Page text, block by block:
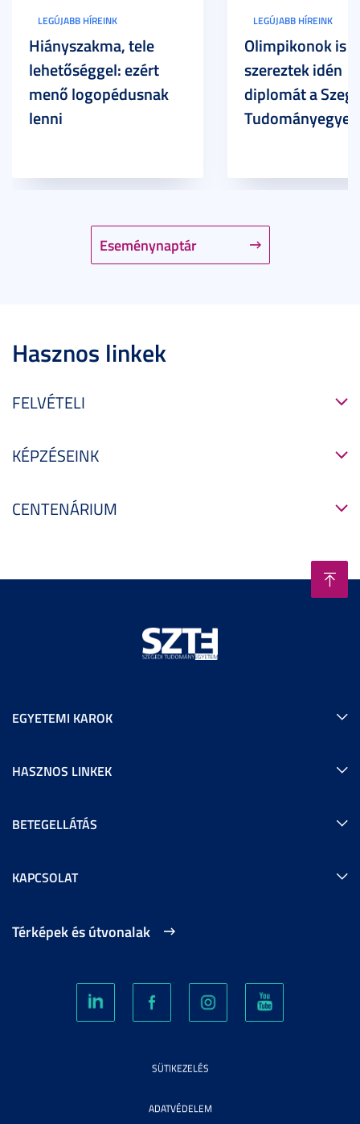
Eseménynaptár
LEGÚJABB HÍREINK
Hiányszakma, tele
lehetőséggel: ezért
menő logopédusnak
lenni
LEGÚJABB HÍREINK
Olimpikonok is
szereztek idén
diplomát a
Hasznos linkek
FELVÉTELI
KÉPZÉSEINK
CENTENÁRIUM
EGYETEMI KAROK
HASZNOS LINKEK
BETEGELLÁTÁS
KAPCSOLAT
Térképek és útvonalak
SÜTIKEZELÉS
ADATVÉDELEM